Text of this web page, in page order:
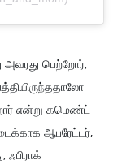
அவரது பெற்றோர்,
என்று கமெண்ட்
ஆபரேட்டர்,
​​ஃபிராக்